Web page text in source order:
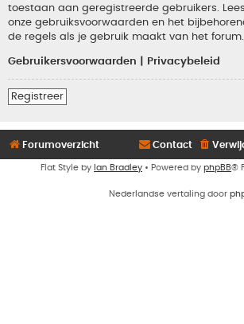
toestaan aan geregistreerde gebruikers.
onze gebruiksvoorwaarden en het
de regels als je gebruik maakt van het forum.
Gebruikersvoorwaarden Privacybeleid
Registreer
Forumoverzicht Contact
Flat Style by Ian Bradley • Powered by phpBB®
Nederlandse vertaling door